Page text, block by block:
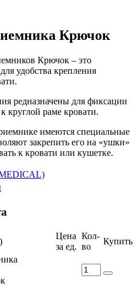
Крючок
Крючок – это
удобства крепления
редназначены для фиксации
круглой раме кровати.
имеются специальные
закрепить его на «ушки»
к кровати или кушетке.
Цена
за ед.
Кол-
во
Купить